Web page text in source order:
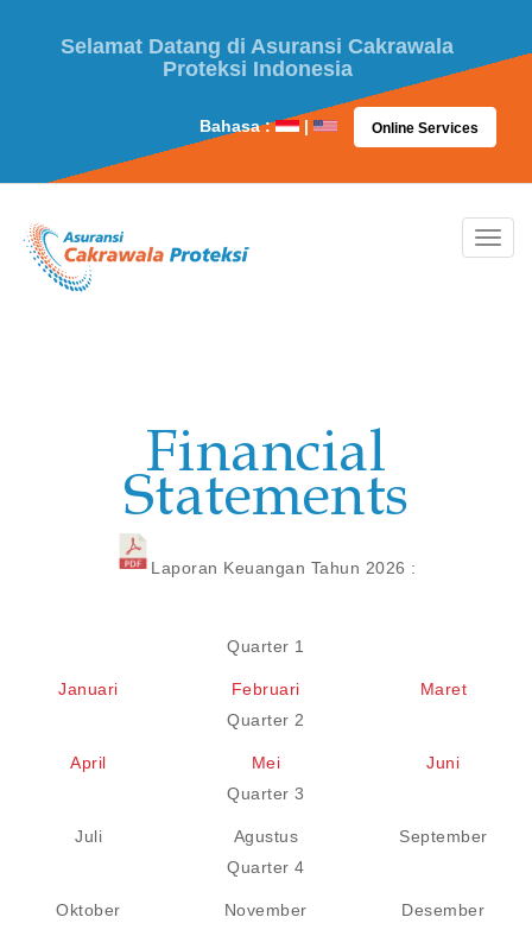
Selamat Datang di Asuransi Cakrawala
Proteksi Indonesia
Bahasa : | Online Services
Financial
Statements
Laporan Keuangan Tahun 2026 :
Quarter 1
Januari Februari
Maret
Quarter 2
April Mei
Juni
Quarter 3
Juli Agustus
September
Quarter 4
Oktober November Desember